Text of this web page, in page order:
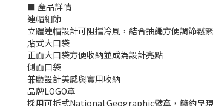
■ 產品詳情
連帽細節
立體連帽設計可阻擋冷風，結合抽繩方便調節鬆緊
貼式大口袋
正面大口袋方便收納並成為設計亮點
側面口袋
兼顧設計美感與實用收納
品牌LOGO章
採用可拆式National Geographic臂章，簡約呈